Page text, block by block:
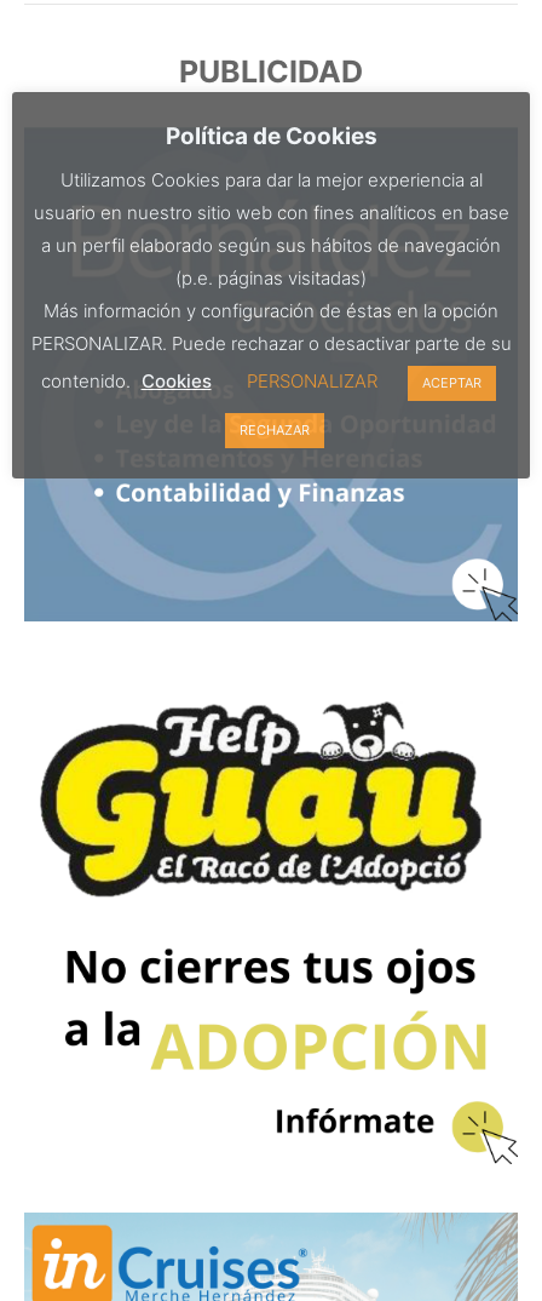
PUBLICIDAD
Política de Cookies
Utilizamos Cookies para dar la mejor experiencia al
usuario en nuestro sitio web con fines analíticos en base
a un perfil elaborado según sus hábitos de navegación
(p.e. páginas visitadas)
Más información y configuración de éstas en la opción
PERSONALIZAR. Puede rechazar o desactivar parte de su
contenido. Cookies PERSONALIZAR ACEPTAR
RECHAZAR